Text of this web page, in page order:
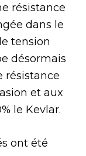
résistance
dans le
tension
désormais
résistance
et aux
le Kevlar.
ont été